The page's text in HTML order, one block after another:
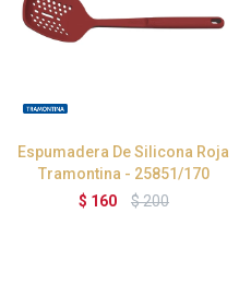
Espumadera De Silicona Roja
Tramontina - 25851/170
$ 160 $200